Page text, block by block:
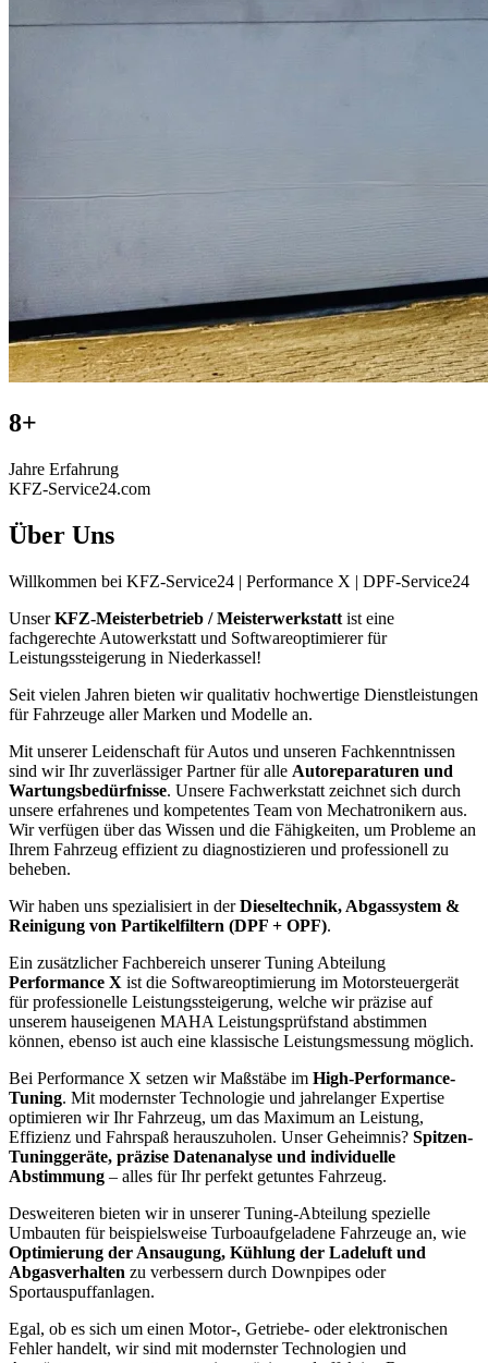
8+
Jahre Erfahrung
KFZ-Service24.com
Über Uns
Willkommen bei KFZ-Service24 | Performance X | DPF-Service24
UnserKFZ-Meisterbetrieb / Meisterwerkstatt ist eine
fachgerechte Autowerkstatt und Softwareoptimierer für
Leistungssteigerung in Niederkassel!
Seit vielen Jahren bieten wir qualitativ hochwertige Dienstleistungen
für Fahrzeuge aller Marken und Modelle an.
Mit unserer Leidenschaft für Autos und unseren Fachkenntnissen
sind wir Ihr zuverlässiger Partner für alle Autoreparaturen und
Wartungsbedürfnisse. Unsere Fachwerkstatt zeichnet sich durch
unsere erfahrenes und kompetentes Team von Mechatronikern aus.
Wir verfügen über das Wissen und die Fähigkeiten, um Probleme an
Ihrem Fahrzeug effizient zu diagnostizieren und professionell zu
beheben.
Wir haben uns spezialisiert in derDieseltechnik, Abgassystem &
Reinigung von Partikelfiltern (DPF + OPF).
Ein zusätzlicher Fachbereich unserer Tuning Abteilung
Performance X ist die Softwareoptimierung im Motorsteuergerät
für professionelle Leistungssteigerung, welche wir präzise auf
unserem hauseigenen MAHA Leistungsprüfstand abstimmen
können, ebenso ist auch eine klassische Leistungsmessung möglich.
Bei Performance X setzen wir Maßstäbe im High-Performance-
Tuning. Mit modernster Technologie und jahrelanger Expertise
optimieren wir Ihr Fahrzeug, um das Maximum an Leistung,
Effizienz und Fahrspaß herauszuholen. Unser Geheimnis? Spitzen-
Tuninggeräte, präzise Datenanalyse und individuelle
Abstimmung – alles für Ihr perfekt getuntes Fahrzeug.
Desweiteren bieten wir in unserer Tuning-Abteilung spezielle
Umbauten für beispielsweise Turboaufgeladene Fahrzeuge an, wie
Optimierung der Ansaugung, Kühlung der Ladeluft und
Abgasverhalten zu verbessern durch Downpipes oder
Sportauspuffanlagen.
Egal, ob es sich um einen Motor-, Getriebe- oder elektronischen
Fehler handelt, wir sind mit modernster Technologien und